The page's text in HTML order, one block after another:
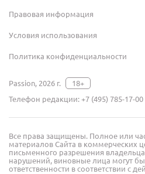
Правовая информация
Условия использования
Политика конфиденциальности
Passion, 2026 г.
18+
Телефон редакции:+7 (495) 785-17-00
Все права защищены. Полное или
материалов Сайта в коммерческих
письменного разрешения
нарушений, виновные лица могут
ответственности в соответствии с